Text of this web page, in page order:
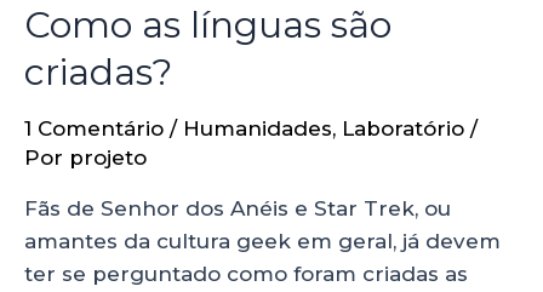
Como as línguas são
criadas?
1 Comentário / Humanidades, Laboratório /
Por projeto
Fãs de Senhor dos Anéis e Star Trek, ou
amantes da cultura geek em geral, já devem
ter se perguntado como foram criadas as